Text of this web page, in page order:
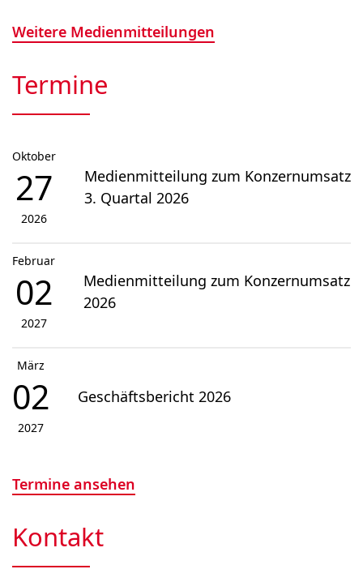
Weitere Medienmitteilungen
Termine
Oktober
27
2026
Medienmitteilung zum Konzernumsatz
3. Quartal 2026
Februar
02
2027
Medienmitteilung zum Konzernumsatz
2026
März
02
2027
Geschäftsbericht 2026
Termine ansehen
Kontakt